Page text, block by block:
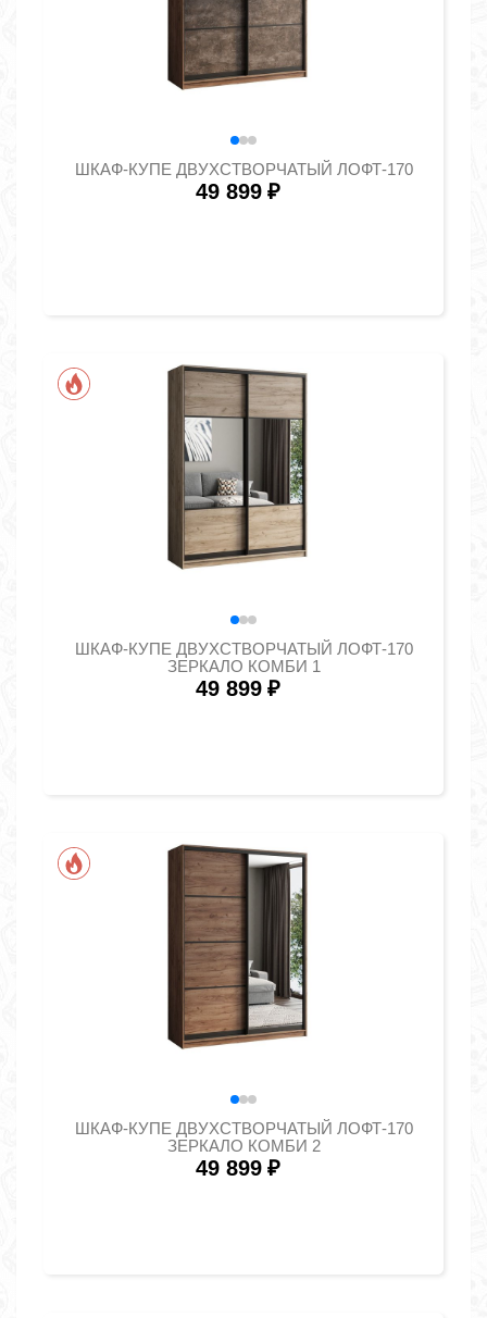
ШКАФ-КУПЕ ДВУХСТВОРЧАТЫЙ ЛОФТ-170
49 899 ₽
ШКАФ-КУПЕ ДВУХСТВОРЧАТЫЙ ЛОФТ-170
ЗЕРКАЛО КОМБИ 1
49 899 ₽
ШКАФ-КУПЕ ДВУХСТВОРЧАТЫЙ ЛОФТ-170
ЗЕРКАЛО КОМБИ 2
49 899 ₽